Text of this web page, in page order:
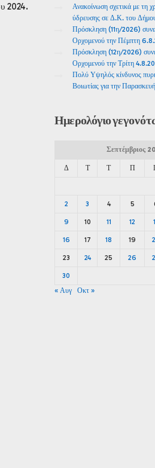
2024.
Ανακοίνωση σχετικά με τη
ύδρευσης σε Δ.Κ. του
Πρόσκληση (11η/2026)
Ορχομενού την Πέμπτη
Πρόσκληση (12η/2026)
Ορχομενού την Τρίτη
Πολύ Υψηλός κίνδυνος
Βοιωτίας για την
Ημερολόγιο
Σεπτέμβριος
Δ Τ Τ Π
2 3 4 5
9 10 11 12
16 17 18 19
23 24 25 26
30
« Αυγ
Οκτ »